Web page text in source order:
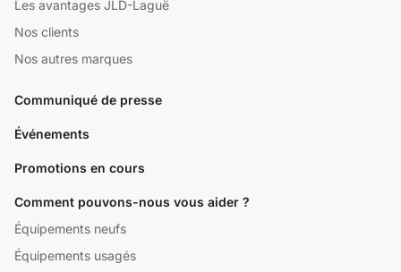
Les avantages JLD-Laguë
Nos clients
Nos autres marques
Communiqué de presse
Événements
Promotions en cours
Comment pouvons-nous vous aider ?
Équipements neufs
Équipements usagés